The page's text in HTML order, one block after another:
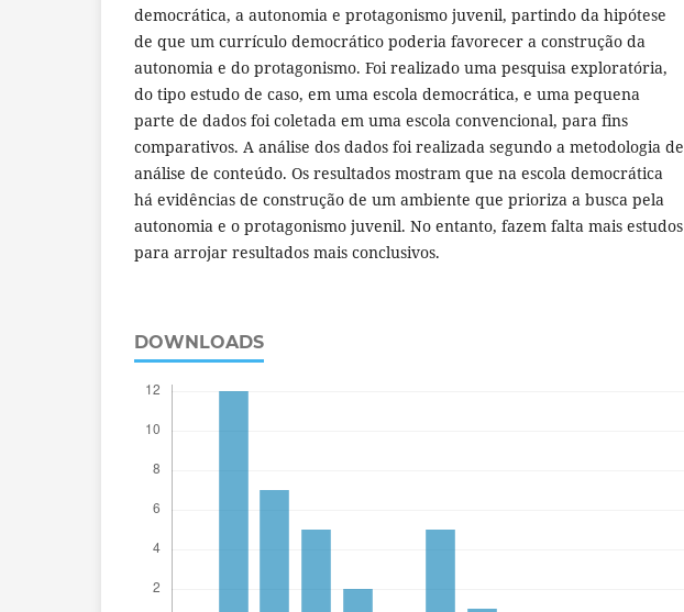
democrática, a autonomia e protagonismo juvenil, partindo da hipótese
de que um currículo democrático poderia favorecer a construção da
autonomia e do protagonismo. Foi realizado uma pesquisa exploratória,
do tipo estudo de caso, em uma escola democrática, e uma pequena
parte de dados foi coletada em uma escola convencional, para fins
comparativos. A análise dos dados foi realizada segundo a metodologia de
análise de conteúdo. Os resultados mostram que na escola democrática
há evidências de construção de um ambiente que prioriza a busca pela
autonomia e o protagonismo juvenil. No entanto, fazem falta mais estudos
para arrojar resultados mais conclusivos.
DOWNLOADS